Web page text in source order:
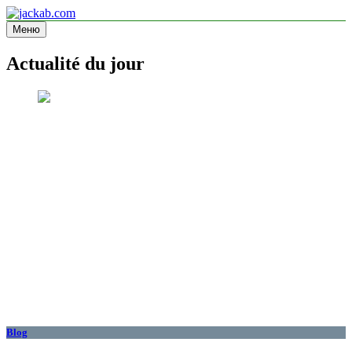
Перейти
к
содержимому
jackab.com
Site d'information
Меню
Actualité du jour
Blog